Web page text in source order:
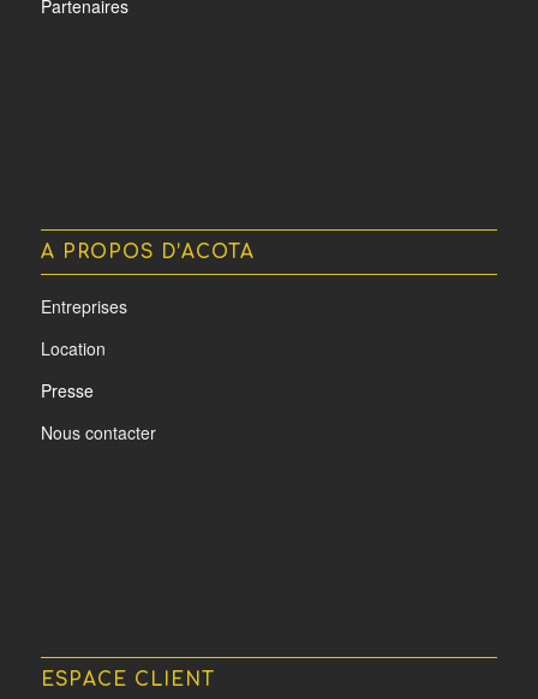
Partenaires
A PROPOS D’ACOTA
Entreprises
Location
Presse
Nous contacter
ESPACE CLIENT